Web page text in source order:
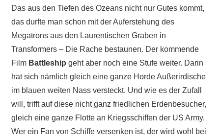
Das aus den Tiefen des Ozeans nicht nur Gutes kommt,
das durfte man schon mit der Auferstehung des
Megatrons aus den Laurentischen Graben in
Transformers – Die Rache bestaunen. Der kommende
Film Battleship geht aber noch eine Stufe weiter. Darin
hat sich nämlich gleich eine ganze Horde Außerirdische
im blauen weiten Nass versteckt. Und wie es der Zufall
will, trifft auf diese nicht ganz friedlichen Erdenbesucher,
gleich eine ganze Flotte an Kriegsschiffen der US Army.
Wer ein Fan von Schiffe versenken ist, der wird wohl bei